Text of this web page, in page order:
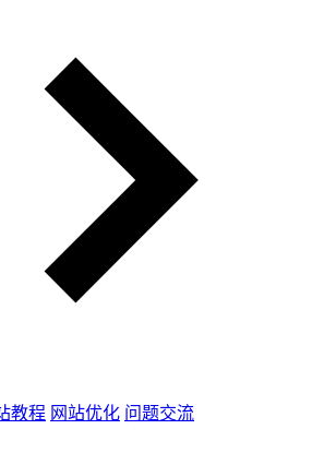
教程 网站优化 问题交流